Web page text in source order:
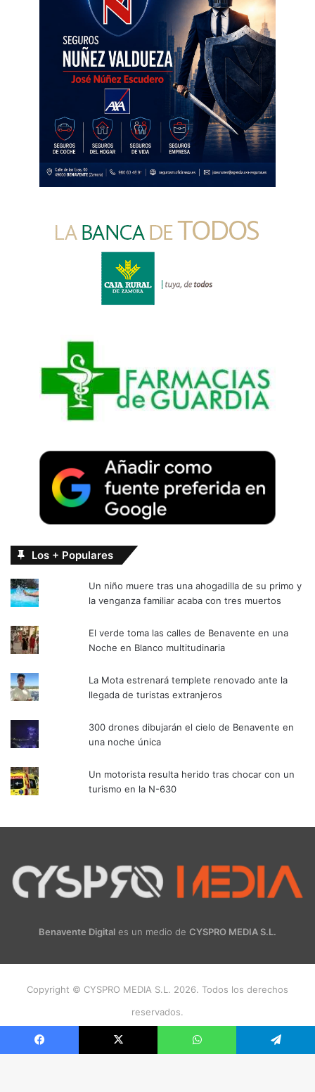
Los + Populares
Un niño muere tras una ahogadilla de su primo y
la venganza familiar acaba con tres muertos
El verde toma las calles de Benavente en una
Noche en Blanco multitudinaria
La Mota estrenará templete renovado ante la
llegada de turistas extranjeros
300 drones dibujarán el cielo de Benavente en
una noche única
Un motorista resulta herido tras chocar con un
turismo en la N-630
Benavente Digital es un medio de CYSPRO MEDIA S.L.
Copyright © CYSPRO MEDIA S.L. 2026. Todos los derechos
reservados.
Instagram
Facebook X WhatsApp Telegram